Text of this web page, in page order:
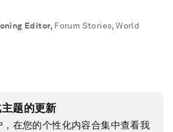
Editor, Forum Stories, World
题的更新
在您的个性化内容合集中查看我